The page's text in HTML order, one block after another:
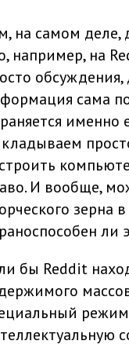
на самом деле,
например, на
сама
И вообще,
зерна
ли
бы Reddit